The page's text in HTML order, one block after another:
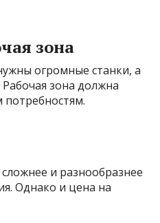
зона
огромные станки, а
зона должна
и разнообразнее
Однако и цена на